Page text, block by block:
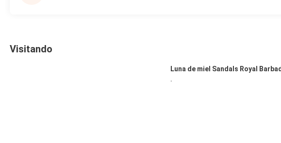
Visitando
Luna de miel Sandals Royal
.